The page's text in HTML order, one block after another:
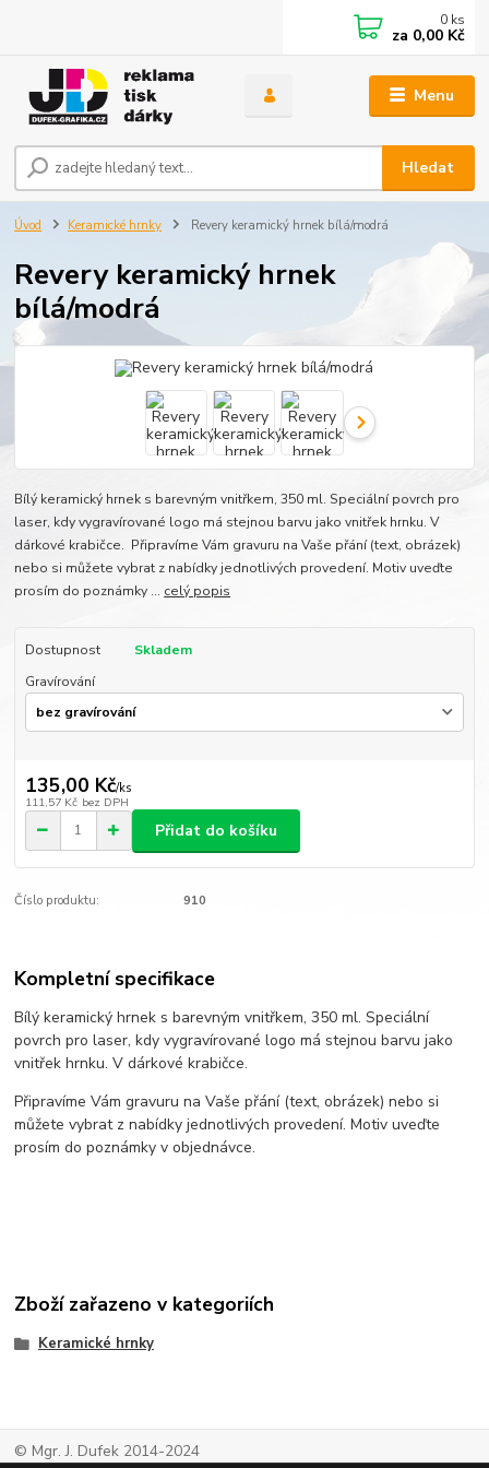
Menu
Hledat
0 ks
za 0,00 Kč
Úvod Keramické hrnky Revery keramický hrnek bílá/modrá
Revery keramický hrnek
bílá/modrá
Bílý keramický hrnek s barevným vnitřkem, 350 ml. Speciální povrch pro
laser, kdy vygravírované logo má stejnou barvu jako vnitřek hrnku. V
dárkové krabičce. Připravíme Vám gravuru na Vaše přání (text, obrázek)
nebo si můžete vybrat z nabídky jednotlivých provedení. Motiv uveďte
prosím do poznámky ... celý popis
Dostupnost
Skladem
Gravírování
135,00 Kč/ks
111,57 Kč bez DPH
Přidat do košíku
Číslo produktu: 910
Kompletní specifikace
Bílý keramický hrnek s barevným vnitřkem, 350 ml. Speciální
povrch pro laser, kdy vygravírované logo má stejnou barvu jako
vnitřek hrnku. V dárkové krabičce.
Připravíme Vám gravuru na Vaše přání (text, obrázek) nebo si
můžete vybrat z nabídky jednotlivých provedení. Motiv uveďte
prosím do poznámky v objednávce.
Zboží zařazeno v kategoriích
Keramické hrnky
© Mgr. J. Dufek 2014-2024